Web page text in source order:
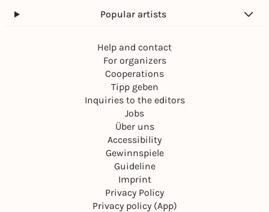
Popular artists
Help and contact
For organizers
Cooperations
Tipp geben
Inquiries to the editors
Jobs
Über uns
Accessibility
Gewinnspiele
Guideline
Imprint
Privacy Policy
Privacy policy (App)